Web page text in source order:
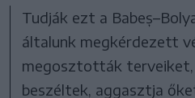
Tudják ezt a
általunk megkérdezett
megosztották terveiket,
beszéltek, aggasztja